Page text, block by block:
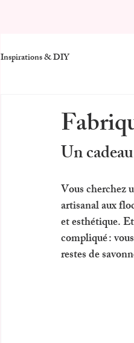
Inspirations & DIY
Un
Vous cherchez
artisanal aux
et esthétique.
compliqué :
restes de